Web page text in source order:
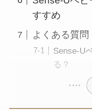
すすめ
よくある質問
Sense-U
る？